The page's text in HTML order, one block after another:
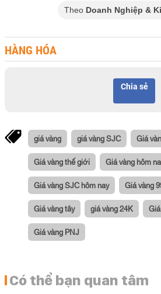
Theo Doanh Nghiệp &
HÀNG HÓA
Chia sẻ
giá vàng giá vàng SJC Giá
Giá vàng thế giới Giá vàng hôm
Giá vàng SJC hôm nay Giá vàng
Giá vàng tây giá vàng 24K
Giá vàng PNJ
Có thể bạn quan tâm